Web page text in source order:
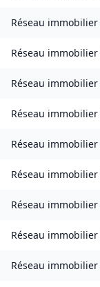
Réseau immobilier
Réseau immobilier
Réseau immobilier
Réseau immobilier
Réseau immobilier
Réseau immobilier
Réseau immobilier
Réseau immobilier
Réseau immobilier